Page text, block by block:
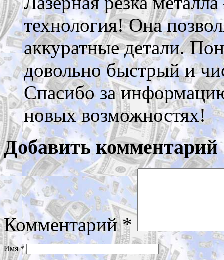
технология! Она
аккуратные детали.
довольно быстрый и
Спасибо за
новых возможностях!
Добавить комментарий
Комментарий*
Имя*